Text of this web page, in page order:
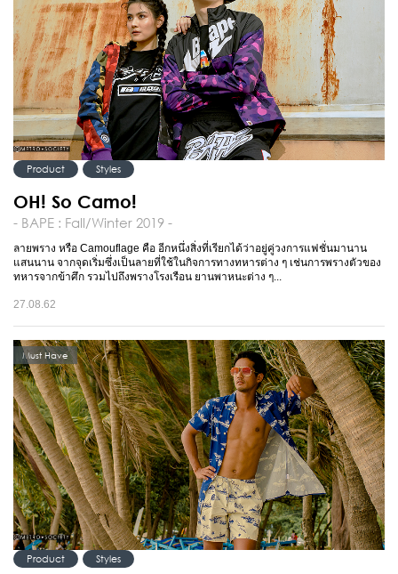
Product Styles
OH! So Camo!
- BAPE : Fall/Winter 2019 -
ลายพราง หรือ Camouflage คือ อีกหนึ่งสิ่งที่เรียกได้ว่าอยู่คู่วงการแฟชั่นมานาน
แสนนาน จากจุดเริ่มซึ่งเป็นลายที่ใช้ในกิจการทางทหารต่าง ๆ เช่นการพรางตัวของ
ทหารจากข้าศึก รวมไปถึงพรางโรงเรือน ยานพาหนะต่าง ๆ...
27.08.62
Must Have
Product Styles